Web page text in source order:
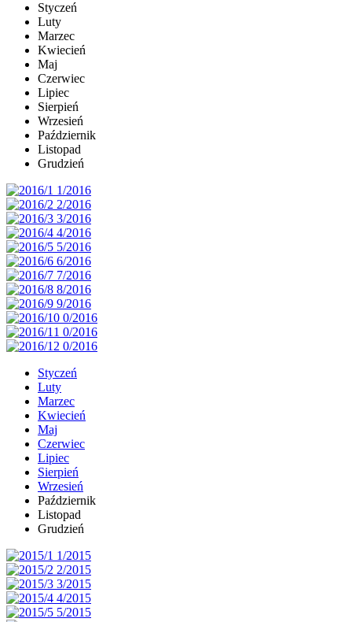
Styczeń
Luty
Marzec
Kwiecień
Maj
Czerwiec
Lipiec
Sierpień
Wrzesień
Październik
Listopad
Grudzień
Styczeń
Luty
Marzec
Kwiecień
Maj
Czerwiec
Lipiec
Sierpień
Wrzesień
Październik
Listopad
Grudzień